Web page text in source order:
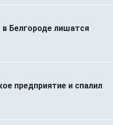
Белгороде лишатся
предприятие и спалил